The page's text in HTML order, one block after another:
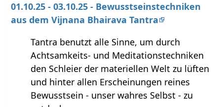
01.10.25 - 03.10.25 - Bewusstseinstechniken
aus dem Vijnana Bhairava Tantra
Tantra benutzt alle Sinne, um durch
Achtsamkeits- und Meditationstechniken
den Schleier der materiellen Welt zu lüften
und hinter allen Erscheinungen reines
Bewusstsein - unser wahres Selbst - zu